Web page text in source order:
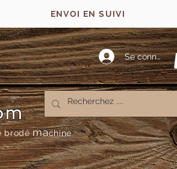
ENVOI EN SUIVI
Se connecter
brodémachine